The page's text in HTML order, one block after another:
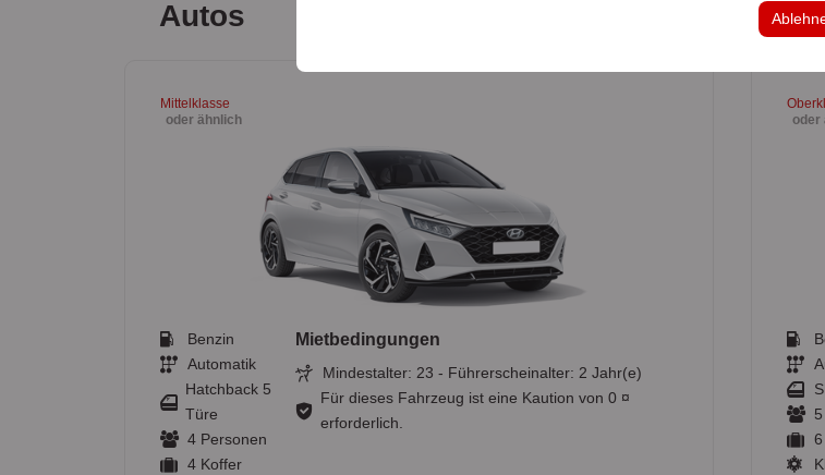
sicherzustellen, indem Ihre Benutzeroberflächeneinstellungen,
Autos
Mittelklasse
oder ähnlich
Benzin
Automatik
Hatchback 5
Türe
4 Personen
4 Koffer
Mietbedingungen
Mindestalter: 23 - Führerscheinalter: 2 Jahr(e)
Für dieses Fahrzeug ist eine Kaution von 0 ¤
erforderlich.
oder